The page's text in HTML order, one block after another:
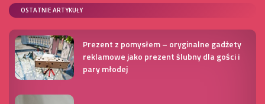
OSTATNIE ARTYKUŁY
Prezent z pomysłem – oryginalne gadżety
reklamowe jako prezent ślubny dla gości i
pary młodej